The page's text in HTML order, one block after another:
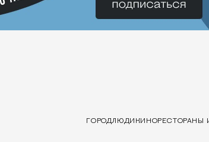
ГОРОДЛЮДИ КИНОРЕСТОРАНЫ